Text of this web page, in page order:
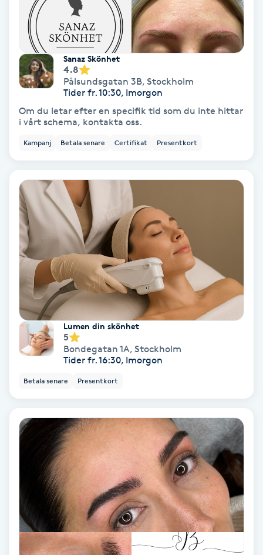
Fotmassage
Fotsvamp
Fotvård
Fransar
Fransborttagning
Fransfärgning
Fransförlängning
Fransförlängning Megavolym
Fransförlängning Volym
Fransk manikyr
Fransrengöring
Frekvensterapi
Friskvårdsmassage
Funktionsanalys
Färgning
Sanaz Skönhet
4.8
Pålsundsgatan 3B, Stockholm
Tider fr. 10:30, Imorgon
Om du letar efter en specifik tid som du inte hittar
i vårt schema, kontakta oss.
Kampanj Betala senare Certifikat Presentkort
Lumen din skönhet
5
Bondegatan 1A, Stockholm
Tider fr. 16:30, Imorgon
Betala senare Presentkort